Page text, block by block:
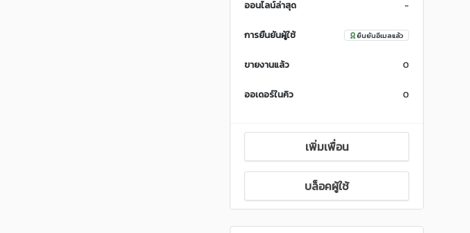
ออนไลน์ล่าสุด -
การยืนยันผู้ใช้ ยืนยันอีเมลแล้ว
ขายงานแล้ว 0
ออเดอร์ในคิว 0
เพิ่มเพื่อน
บล็อคผู้ใช้